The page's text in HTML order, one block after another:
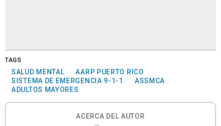
TAGS
SALUD MENTAL
AARP PUERTO RICO
SISTEMA DE EMERGENCIA 9-1-1
ASSMCA
ADULTOS MAYORES
ACERCA DEL AUTOR